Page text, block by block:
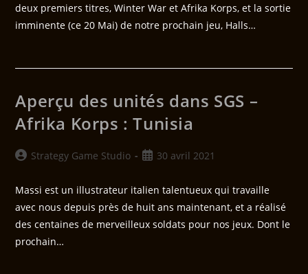
deux premiers titres, Winter War et Afrika Korps, et la sortie
imminente (ce 20 Mai) de notre prochain jeu, Halls…
Aperçu des unités dans SGS –
Afrika Korps : Tunisia
Strategy Game Studio 30 avril 2021
Massi est un illustrateur italien talentueux qui travaille
avec nous depuis près de huit ans maintenant, et a réalisé
des centaines de merveilleux soldats pour nos jeux. Dont le
prochain…